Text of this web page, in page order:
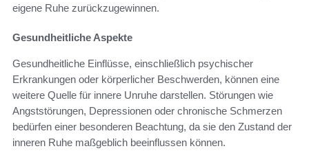
eigene Ruhe zurückzugewinnen.
Gesundheitliche Aspekte
Gesundheitliche Einflüsse, einschließlich psychischer
Erkrankungen oder körperlicher Beschwerden, können eine
weitere Quelle für innere Unruhe darstellen. Störungen wie
Angststörungen, Depressionen oder chronische Schmerzen
bedürfen einer besonderen Beachtung, da sie den Zustand der
inneren Ruhe maßgeblich beeinflussen können.